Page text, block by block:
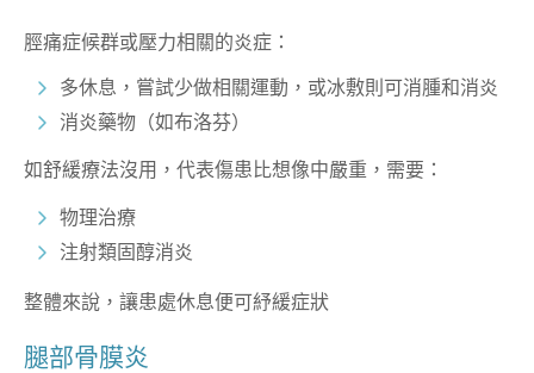
脛痛症候群或壓力相關的炎症：
多休息，嘗試少做相關運動，或冰敷則可消腫和消炎
消炎藥物（如布洛芬）
如舒緩療法沒用，代表傷患比想像中嚴重，需要：
物理治療
注射類固醇消炎
整體來說，讓患處休息便可紓緩症狀
腿部骨膜炎